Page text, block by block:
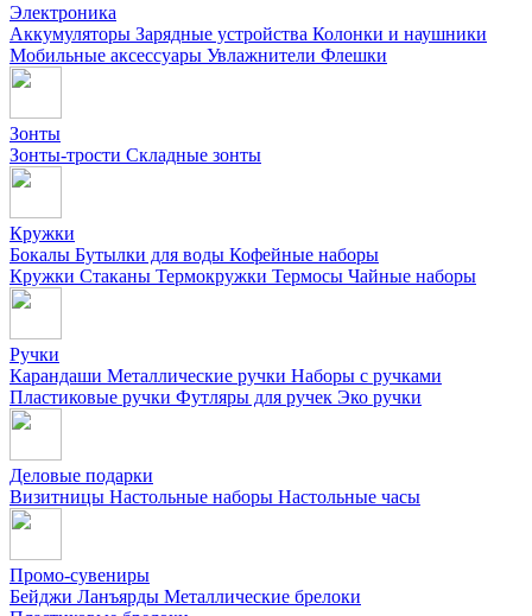
Электроника
Аккумуляторы Зарядные устройства Колонки и наушники
Мобильные аксессуары Увлажнители Флешки
Зонты
Зонты-трости Складные зонты
Кружки
Бокалы Бутылки для воды Кофейные наборы
Кружки Стаканы Термокружки Термосы Чайные наборы
Ручки
Карандаши Металлические ручки Наборы с ручками
Пластиковые ручки Футляры для ручек Эко ручки
Деловые подарки
Визитницы Настольные наборы Настольные часы
Промо-сувениры
Бейджи Ланъярды Металлические брелоки